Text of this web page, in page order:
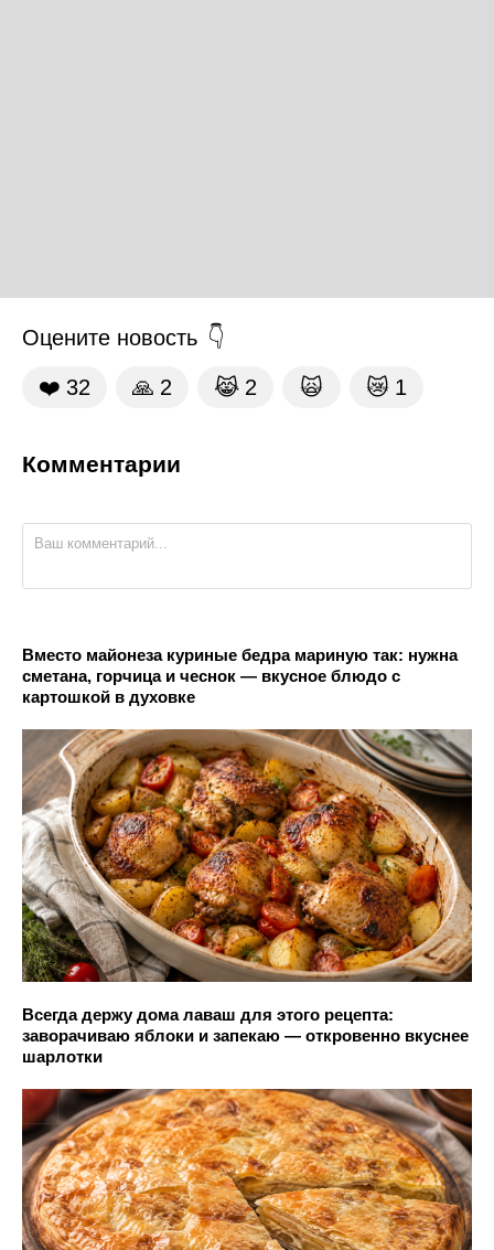
Оцените новость
❤️ 32 🙏 2 😹 2 🙀 😿 1
Комментарии
Вместо майонеза куриные бедра мариную так: нужна
сметана, горчица и чеснок — вкусное блюдо с
картошкой в духовке
Всегда держу дома лаваш для этого рецепта:
заворачиваю яблоки и запекаю — откровенно вкуснее
шарлотки